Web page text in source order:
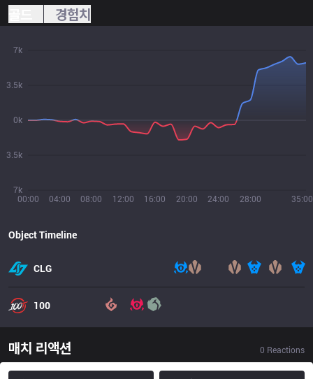
경험치
00:00 04:00 08:00 12:00 16:00 20:00 24:00 28:00 35:00
7k
3.5k
0k
3.5k
7k
Object Timeline
CLG
100
매치 리액션 0 Reactions